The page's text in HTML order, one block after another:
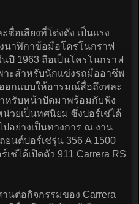
อเสียงที่โด่งดัง เป็นแรง
นาฬิกาข้อมือโครโนกราฟ
นปี 1963 ถือเป็นโครโนกราฟ
าะสำหรับนักแข่งรถมืออาชีพ
อกแบบให้อารมณ์สื่อถึงพละ
หรับหน้าปัดมาพร้อมกับฟัง
วยเป็นทศนิยม ซึ่งปอร์เช่ได้
อย่างเป็นทางการ ณ งาน
ยนต์ปอร์เช่รุ่น 356 A 1500
เช่ได้เปิดตัว 911 Carrera RS
านต่อกิจกรรมของ Carrera